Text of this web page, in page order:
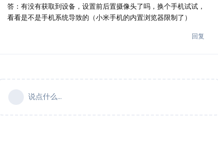
答：有没有获取到设备，设置前后置摄像头了吗，换个手机试试，
看看是不是手机系统导致的（小米手机的内置浏览器限制了）
回复
说点什么...